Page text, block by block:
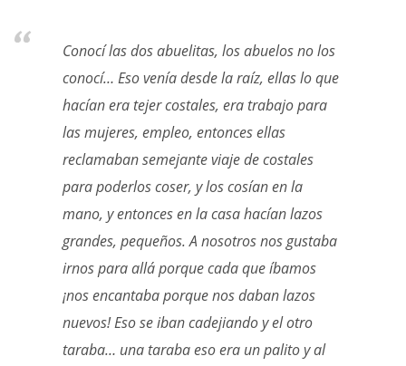
Conocí las dos abuelitas, los abuelos no los
conocí… Eso venía desde la raíz, ellas lo que
hacían era tejer costales, era trabajo para
las mujeres, empleo, entonces ellas
reclamaban semejante viaje de costales
para poderlos coser, y los cosían en la
mano, y entonces en la casa hacían lazos
grandes, pequeños. A nosotros nos gustaba
irnos para allá porque cada que íbamos
¡nos encantaba porque nos daban lazos
nuevos! Eso se iban cadejiando y el otro
taraba… una taraba eso era un palito y al